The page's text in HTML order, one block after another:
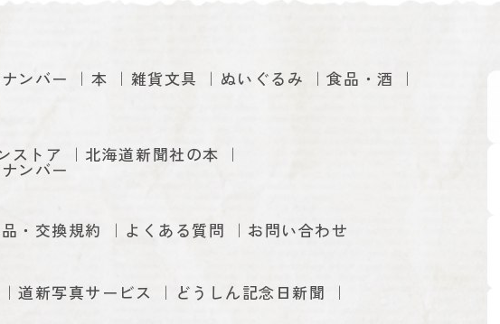
ンバー 本 雑貨文具 ぬいぐるみ 食品・酒
ストア 北海道新聞社の本
ンバー
・交換規約 よくある質問 お問い合わせ
道新写真サービス どうしん記念日新聞